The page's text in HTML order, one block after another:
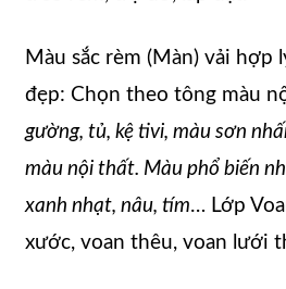
Màu sắc rèm (Màn) vải hợp
đẹp: Chọn theo tông màu
gường, tủ, kệ tivi, màu sơn
màu nội thất. Màu phổ biến
xanh nhạt, nâu, tím… Lớp
xước, voan thêu, voan lưới